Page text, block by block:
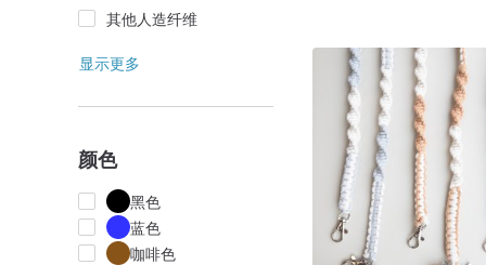
其他人造纤维
显示更多
颜色
黑色
蓝色
咖啡色